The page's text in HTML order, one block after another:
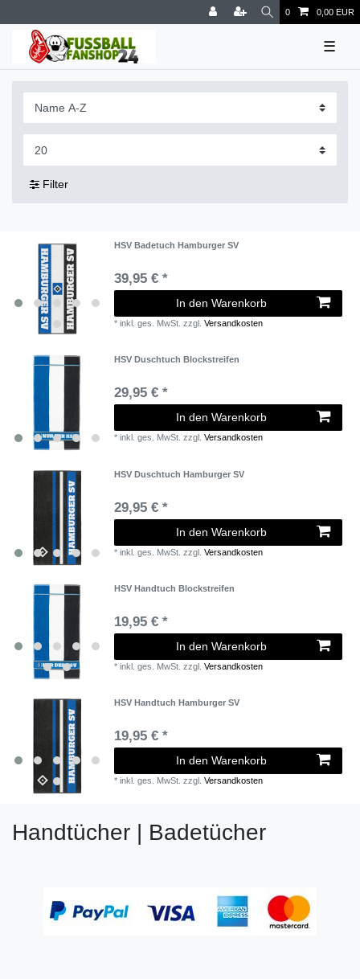
0 0,00 EUR
☰
Filter
HSV Badetuch Hamburger SV
39,95 € *
In den Warenkorb
*inkl. ges. MwSt. zzgl.Versandkosten
HSV Duschtuch Blockstreifen
29,95 € *
In den Warenkorb
*inkl. ges. MwSt. zzgl.Versandkosten
HSV Duschtuch Hamburger SV
29,95 € *
In den Warenkorb
*inkl. ges. MwSt. zzgl.Versandkosten
HSV Handtuch Blockstreifen
19,95 € *
In den Warenkorb
*inkl. ges. MwSt. zzgl.Versandkosten
HSV Handtuch Hamburger SV
19,95 € *
In den Warenkorb
*inkl. ges. MwSt. zzgl.Versandkosten
Handtücher | Badetücher